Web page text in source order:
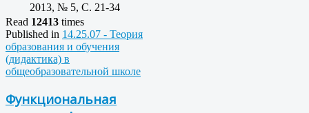
2013, № 5, C. 21-34
Read 12413 times
Published in 14.25.07 - Теория
образования и обучения
(дидактика) в
общеобразовательной школе
Функциональная